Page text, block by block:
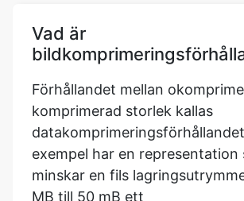
Förhållandet mellan
komprimerad storlek kallas
exempel har en representation
minskar en fils lagringsutrymme
MB till 50 mB ett
komprimeringsförhållande på
ofta noterat som ett explicit